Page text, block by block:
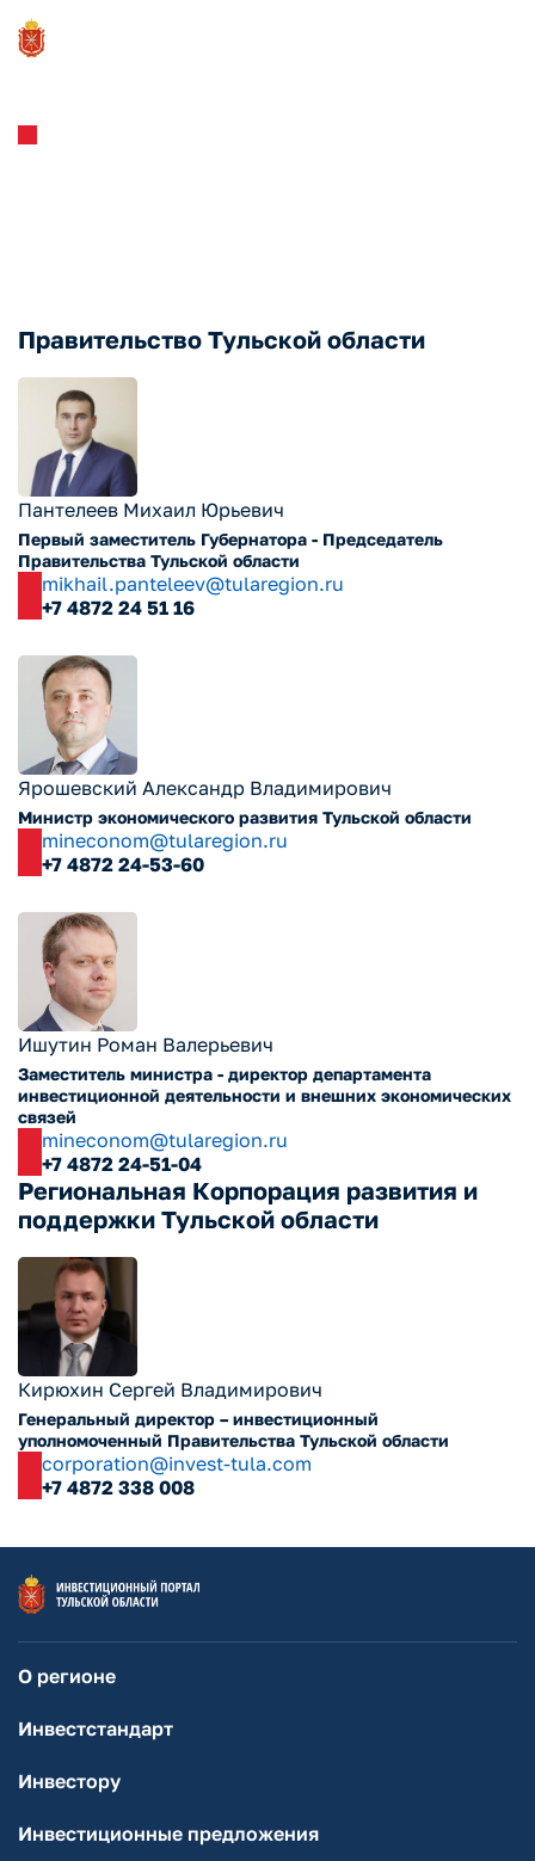
Правительство Тульской области
Пантелеев Михаил Юрьевич
Первый заместитель Губернатора - Председатель
Правительства Тульской области
mikhail.panteleev@tularegion.ru
+7 4872 24 51 16
Ярошевский Александр Владимирович
Министр экономического развития Тульской области
mineconom@tularegion.ru
+7 4872 24-53-60
Ишутин Роман Валерьевич
Заместитель министра - директор департамента
инвестиционной деятельности и внешних экономических
связей
mineconom@tularegion.ru
+7 4872 24-51-04
Региональная Корпорация развития и
поддержки Тульской области
Кирюхин Сергей Владимирович
Генеральный директор – инвестиционный
уполномоченный Правительства Тульской области
corporation@invest-tula.com
+7 4872 338 008
О регионе
Инвестстандарт
Инвестору
Инвестиционные предложения